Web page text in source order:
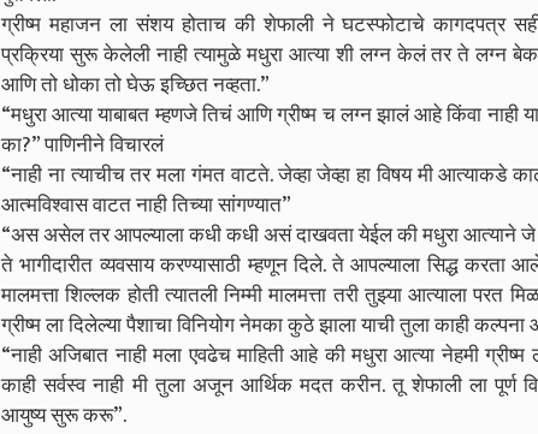
ग्रीष्म महाजन ला संशय होताच की शेफाली ने घटस्फोटाचे कागदपत्र
प्रक्रिया सुरू केलेली नाही त्यामुळे मधुरा आत्या शी लग्न केलं तर ते लग्न
आणि तो धोका तो घेऊ इच्छित नव्हता.”
“मधुरा आत्या याबाबत म्हणजे तिचं आणि ग्रीष्म च लग्न झालं आहे किंवा नाही
का?” पाणिनीने विचारलं
“नाही ना त्याचीच तर मला गंमत वाटते. जेव्हा जेव्हा हा विषय मी आत्याकडे
आत्मविश्वास वाटत नाही तिच्या सांगण्यात”
“अस असेल तर आपल्याला कधी कधी असं दाखवता येईल की मधुरा आत्याने जे
ते भागीदारीत व्यवसाय करण्यासाठी म्हणून दिले. ते आपल्याला सिद्ध करता
मालमत्ता शिल्लक होती त्यातली निम्मी मालमत्ता तरी तुझ्या आत्याला परत
ग्रीष्म ला दिलेल्या पैशाचा विनियोग नेमका कुठे झाला याची तुला काही कल्पना
“नाही अजिबात नाही मला एवढेच माहिती आहे की मधुरा आत्या नेहमी
काही सर्वस्व नाही मी तुला अजून आर्थिक मदत करीन. तू शेफाली ला पूर्ण
आयुष्य सुरू करू”.